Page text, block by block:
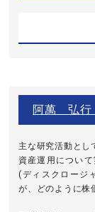
阿萬 弘行
主な研究活動とし
資産運用につい
(ディスクロージ
が、どのように株